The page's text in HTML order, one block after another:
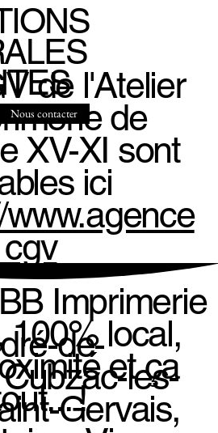
de l'Atelier
de
XV-XI sont
ici
cgv
Nous contacter
Imprimerie
100% local,
et ça
!
de-
les-
Gervais,